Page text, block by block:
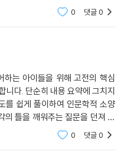
재미있는 풍자 소설을 쓰도록 이
국의 미시시피강에서 증기선을
. 볼프강 폰 괴테는 60년이라는
요. 위대한 고전을 쓴 저자가 어
쓰게 되었는지 저자들이 들려
. 고전의 탄생 과정을 알고 나면,
때요? 식욕이 당기나요?
쏙 뽑아 그려낸 만화
되어 줄 책입니다. 0 댓글0
하는 아이들을 위해 고전의 핵심
니다. 단순히 내용 요약에 그치지
를 쉽게 풀이하여 인문학적 소양
의 틀을 깨워주는 질문을 던져 아
합니다. 이를 통해 어휘력 향상
0 댓글0